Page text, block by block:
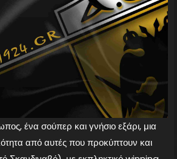
ένα σούπερ και γνήσιο εξάρι, μια
από αυτές που προκύπτουν και